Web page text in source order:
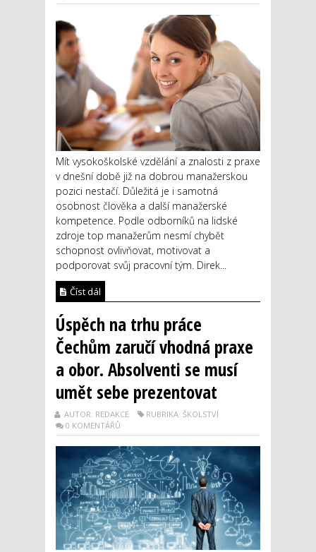
Mít vysokoškolské vzdělání a znalosti z praxe
v dnešní době již na dobrou manažerskou
pozici nestačí. Důležitá je i samotná
osobnost člověka a další manažerské
kompetence. Podle odborníků na lidské
zdroje top manažerům nesmí chybět
schopnost ovlivňovat, motivovat a
podporovat svůj pracovní tým. Direk...
Číst dál
Úspěch na trhu práce
Čechům zaručí vhodná praxe
a obor. Absolventi se musí
umět sebe prezentovat
AUTOR: REDAKCE
RUBRIKA: ŠKOLSTVÍ
0 KOMENTÁŘŮ